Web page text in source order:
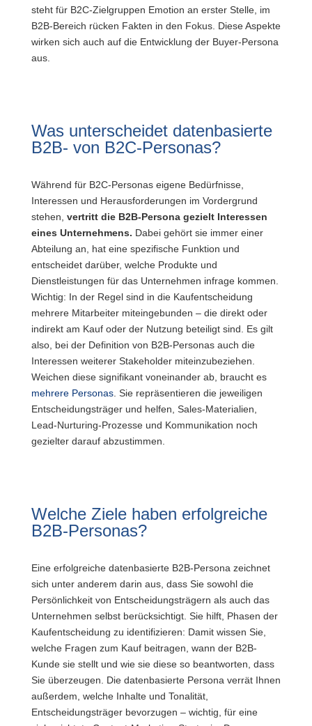
steht für B2C-Zielgruppen Emotion an erster Stelle, im
B2B-Bereich rücken Fakten in den Fokus. Diese Aspekte
wirken sich auch auf die Entwicklung der Buyer-Persona
aus.
Was unterscheidet datenbasierte
B2B- von B2C-Personas?
Während für B2C-Personas eigene Bedürfnisse,
Interessen und Herausforderungen im Vordergrund
stehen, vertritt die B2B-Persona gezielt Interessen
eines Unternehmens. Dabei gehört sie immer einer
Abteilung an, hat eine spezifische Funktion und
entscheidet darüber, welche Produkte und
Dienstleistungen für das Unternehmen infrage kommen.
Wichtig: In der Regel sind in die Kaufentscheidung
mehrere Mitarbeiter miteingebunden – die direkt oder
indirekt am Kauf oder der Nutzung beteiligt sind. Es gilt
also, bei der Definition von B2B-Personas auch die
Interessen weiterer Stakeholder miteinzubeziehen.
Weichen diese signifikant voneinander ab, braucht es
mehrere Personas. Sie repräsentieren die jeweiligen
Entscheidungsträger und helfen, Sales-Materialien,
Lead-Nurturing-Prozesse und Kommunikation noch
gezielter darauf abzustimmen.
Welche Ziele haben erfolgreiche
B2B-Personas?
Eine erfolgreiche datenbasierte B2B-Persona zeichnet
sich unter anderem darin aus, dass Sie sowohl die
Persönlichkeit von Entscheidungsträgern als auch das
Unternehmen selbst berücksichtigt. Sie hilft, Phasen der
Kaufentscheidung zu identifizieren: Damit wissen Sie,
welche Fragen zum Kauf beitragen, wann der B2B-
Kunde sie stellt und wie sie diese so beantworten, dass
Sie überzeugen. Die datenbasierte Persona verrät Ihnen
außerdem, welche Inhalte und Tonalität,
Entscheidungsträger bevorzugen – wichtig, für eine